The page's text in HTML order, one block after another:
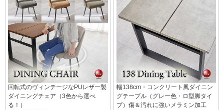
回転式のヴィンテージなPUレザー製
ダイニングチェア（3色から選べ
る！）
幅138cm・コンクリート風ダイニン
グテーブル（グレー色・ロ型脚タイ
プ）傷＆汚れに強いメラミン加工